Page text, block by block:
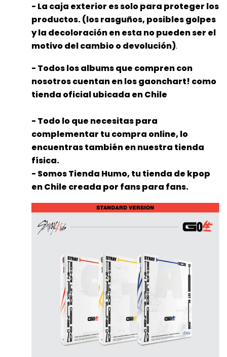
- La caja exterior es solo para proteger los
productos. (los rasguños, posibles golpes
y la decoloración en esta no pueden ser el
motivo del cambio o devolución).
- Todos los albums que compren con
nosotros cuentan en los gaonchart! como
tienda oficial ubicada en Chile
- Todo lo que necesitas para
complementar tu compra online, lo
encuentras también en nuestra tienda
física.
- Somos Tienda Humo, tu tienda de kpop
en Chile creada por fans para fans.